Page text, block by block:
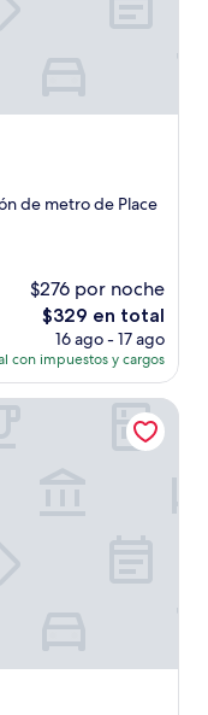
de metro de Place
$276 por noche
El
precio
actual
es
de
$329 en total
16 ago - 17 ago
con impuestos y cargos